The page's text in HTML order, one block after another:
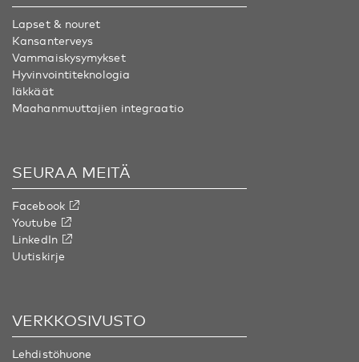
Lapset & nouret
Kansanterveys
Vammaiskysymykset
Hyvinvointiteknologia
Iäkkäät
Maahanmuuttajien integraatio
SEURAA MEITÄ
Facebook
Youtube
LinkedIn
Uutiskirje
VERKKOSIVUSTO
Lehdistöhuone